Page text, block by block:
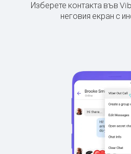
Изберете контакта във
неговия екран с